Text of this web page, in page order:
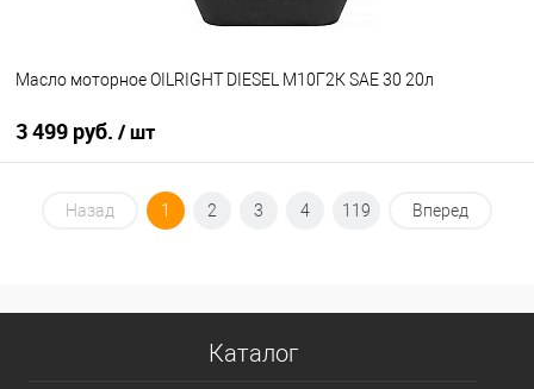
Масло моторное OILRIGHT DIESEL М10Г2К SAE 30 20л
3 499 руб. / шт
В корзину
Назад 1 2 3 4 119 Вперед
Каталог